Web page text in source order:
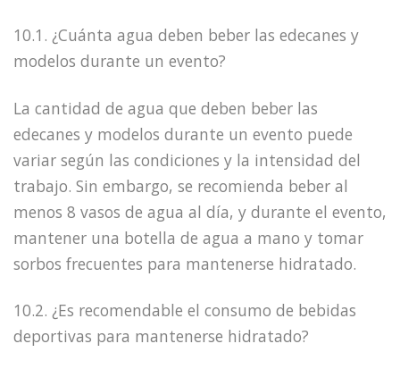
10.1. ¿Cuánta agua deben beber las edecanes y
modelos durante un evento?
La cantidad de agua que deben beber las
edecanes y modelos durante un evento puede
variar según las condiciones y la intensidad del
trabajo. Sin embargo, se recomienda beber al
menos 8 vasos de agua al día, y durante el evento,
mantener una botella de agua a mano y tomar
sorbos frecuentes para mantenerse hidratado.
10.2. ¿Es recomendable el consumo de bebidas
deportivas para mantenerse hidratado?